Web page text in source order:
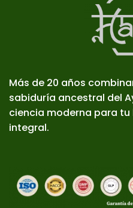
Más de 20 años
sabiduría ancestral del
ciencia moderna para
integral.